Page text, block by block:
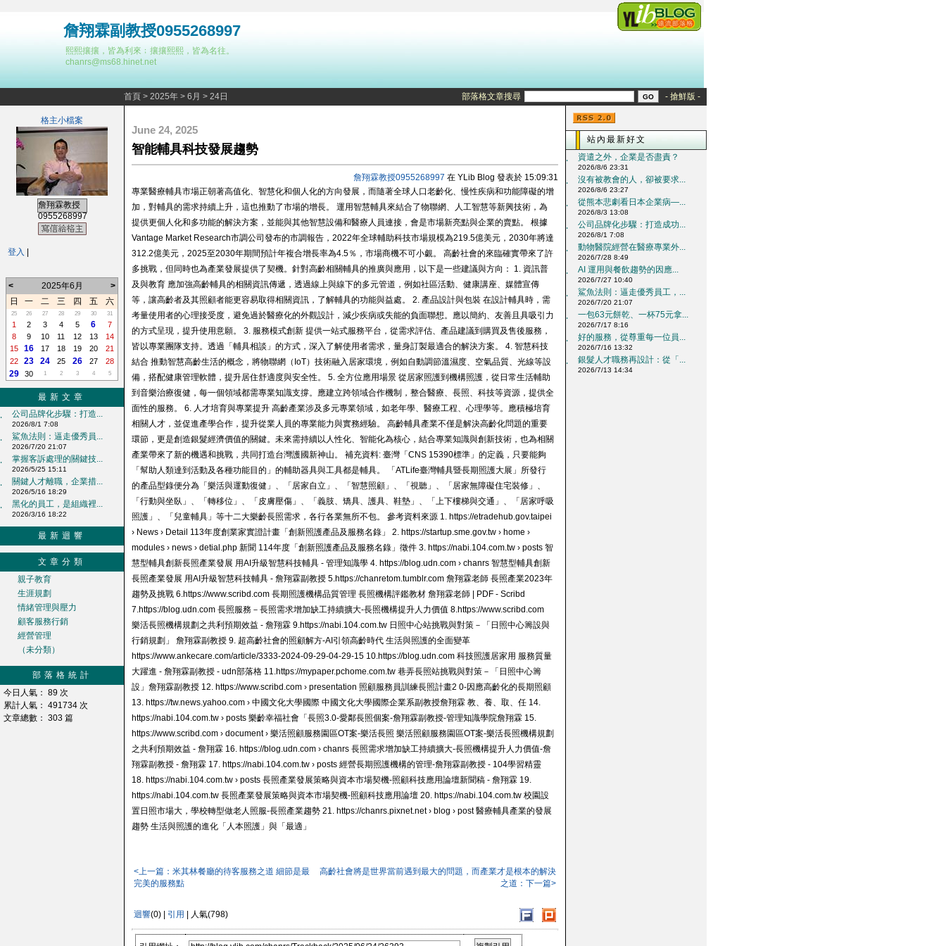
詹翔霖副教授0955268997
熙熙攘攘，皆為利來﹔攘攘熙熙，皆為名往。
chanrs@ms68.hinet.net
首頁 > 2025年 > 6月 > 24日 部落格文章搜尋 - 搶鮮版 -
格主小檔案
詹翔霖教授
0955268997
登入
< 2025年6月
>
日
一 二 三 四 五 六
25 26 27 28 29 30 31
1 2 3 4 5 6
7
8
9 10 11 12 13
14
15
16 17 18 19 20
21
22
23 24 25 26 27 28
29 30 1 2 3 4 5
最新文章
‧
公司品牌化步驟：打造...
2026/8/1 7:08
‧ 鯊魚法則：逼走優秀員...
2026/7/20 21:07
‧ 掌握客訴處理的關鍵技...
2026/5/25 15:11
‧ 關鍵人才離職，企業措...
2026/5/16 18:29
‧ 黑化的員工，是組織裡...
2026/3/16 18:22
最新迴響
文章分類
親子教育
生涯規劃
情緒管理與壓力
顧客服務行銷
經營管理
（未分類）
部落格統計
今日人氣： 89 次
累計人氣： 491734 次
文章總數： 303 篇
June 24, 2025
智能輔具科技發展趨勢
詹翔霖教授0955268997 在 YLib Blog 發表於 15:09:31
專業醫療輔具市場正朝著高值化、智慧化和個人化的方向發展，而隨著全球人口老齡化、慢性疾病和功能障礙的增
加，對輔具的需求持續上升，這也推動了市場的增長。 運用智慧輔具來結合了物聯網、人工智慧等新興技術，為
提供更個人化和多功能的解決方案，並能與其他智慧設備和醫療人員連接，會是市場新亮點與企業的賣點。 根據
Vantage Market Research市調公司發布的市調報告，2022年全球輔助科技市場規模為219.5億美元，2030年將達
312.2億美元，2025至2030年期間預計年複合增長率為4.5％，市場商機不可小覷。 高齡社會的來臨確實帶來了許
多挑戰，但同時也為產業發展提供了契機。針對高齡相關輔具的推廣與應用，以下是一些建議與方向： 1. 資訊普
及與教育 應加強高齡輔具的相關資訊傳遞，透過線上與線下的多元管道，例如社區活動、健康講座、媒體宣傳
等，讓高齡者及其照顧者能更容易取得相關資訊，了解輔具的功能與益處。 2. 產品設計與包裝 在設計輔具時，需
考量使用者的心理接受度，避免過於醫療化的外觀設計，減少疾病或失能的負面聯想。應以簡約、友善且具吸引力
的方式呈現，提升使用意願。 3. 服務模式創新 提供一站式服務平台，從需求評估、產品建議到購買及售後服務，
皆以專業團隊支持。透過「輔具相談」的方式，深入了解使用者需求，量身訂製最適合的解決方案。 4. 智慧科技
結合 推動智慧高齡生活的概念，將物聯網（IoT）技術融入居家環境，例如自動調節溫濕度、空氣品質、光線等設
備，搭配健康管理軟體，提升居住舒適度與安全性。 5. 全方位應用場景 從居家照護到機構照護，從日常生活輔助
到音樂治療復健，每一個領域都需專業知識支撐。應建立跨領域合作機制，整合醫療、長照、科技等資源，提供全
面性的服務。 6. 人才培育與專業提升 高齡產業涉及多元專業領域，如老年學、醫療工程、心理學等。應積極培育
相關人才，並促進產學合作，提升從業人員的專業能力與實務經驗。 高齡輔具產業不僅是解決高齡化問題的重要
環節，更是創造銀髮經濟價值的關鍵。未來需持續以人性化、智能化為核心，結合專業知識與創新技術，也為相關
產業帶來了新的機遇和挑戰，共同打造台灣護國新神山。 補充資料: 臺灣「CNS 15390標準」的定義，只要能夠
「幫助人類達到活動及各種功能目的」的輔助器具與工具都是輔具。 「ATLife臺灣輔具暨長期照護大展」所發行
的產品型錄便分為「樂活與運動復健」、「居家自立」、「智慧照顧」、「視聽」、「居家無障礙住宅裝修」、
「行動與坐臥」、「轉移位」、「皮膚壓傷」、「義肢、矯具、護具、鞋墊」、「上下樓梯與交通」、「居家呼吸
照護」、「兒童輔具」等十二大樂齡長照需求，各行各業無所不包。 參考資料來源 1. https://etradehub.gov.taipei
› News › Detail 113年度創業家實證計畫「創新照護產品及服務名錄」 2. https://startup.sme.gov.tw › home ›
modules › news › detial.php 新聞 114年度「創新照護產品及服務名錄」徵件 3. https://nabi.104.com.tw › posts 智
慧型輔具創新長照產業發展 用AI升級智慧科技輔具 - 管理知識學 4. https://blog.udn.com › chanrs 智慧型輔具創新
長照產業發展 用AI升級智慧科技輔具 - 詹翔霖副教授 5.https://chanretom.tumblr.com 詹翔霖老師 長照產業2023年
趨勢及挑戰 6.https://www.scribd.com 長期照護機構品質管理 長照機構評鑑教材 詹翔霖老師 | PDF - Scribd
7.https://blog.udn.com 長照服務－長照需求增加缺工持續擴大-長照機構提升人力價值 8.https://www.scribd.com
樂活長照機構規劃之共利預期效益 - 詹翔霖 9.https://nabi.104.com.tw 日照中心站挑戰與對策－「日照中心籌設與
行銷規劃」 詹翔霖副教授 9. 超高齡社會的照顧解方-AI引領高齡時代 生活與照護的全面變革
https://www.ankecare.com/article/3333-2024-09-29-04-29-15 10.https://blog.udn.com 科技照護居家用 服務質量
大躍進 - 詹翔霖副教授 - udn部落格 11.https://mypaper.pchome.com.tw 巷弄長照站挑戰與對策－「日照中心籌
設」詹翔霖副教授 12. https://www.scribd.com › presentation 照顧服務員訓練長照計畫2 0-因應高齡化的長期照顧
13. https://tw.news.yahoo.com › 中國文化大學國際 中國文化大學國際企業系副教授詹翔霖 教、養、取、任 14.
https://nabi.104.com.tw › posts 樂齡幸福社會「長照3.0-愛鄰長照個案-詹翔霖副教授-管理知識學院詹翔霖 15.
https://www.scribd.com › document › 樂活照顧服務園區OT案-樂活長照 樂活照顧服務園區OT案-樂活長照機構規劃
之共利預期效益 - 詹翔霖 16. https://blog.udn.com › chanrs 長照需求增加缺工持續擴大-長照機構提升人力價值-詹
翔霖副教授 - 詹翔霖 17. https://nabi.104.com.tw › posts 經營長期照護機構的管理-詹翔霖副教授 - 104學習精靈
18. https://nabi.104.com.tw › posts 長照產業發展策略與資本市場契機-照顧科技應用論壇新聞稿 - 詹翔霖 19.
https://nabi.104.com.tw 長照產業發展策略與資本市場契機-照顧科技應用論壇 20. https://nabi.104.com.tw 校園設
置日照市場大，學校轉型做老人照服-長照產業趨勢 21. https://chanrs.pixnet.net › blog › post 醫療輔具產業的發展
趨勢 生活與照護的進化「人本照護」與「最適」
<上一篇：米其林餐廳的待客服務之道 細節是最
完美的服務點
高齡社會將是世界當前遇到最大的問題，而產業才是根本的解決
之道：下一篇>
迴響(0) | 引用 | 人氣(798)
站內最新好文
‧ 資遣之外，企業是否盡責？
2026/8/6 23:31
‧ 沒有被教會的人，卻被要求...
2026/8/6 23:27
‧ 從熊本悲劇看日本企業病—...
2026/8/3 13:08
‧ 公司品牌化步驟：打造成功...
2026/8/1 7:08
‧ 動物醫院經營在醫療專業外...
2026/7/28 8:49
‧ AI 運用與餐飲趨勢的因應...
2026/7/27 10:40
‧ 鯊魚法則：逼走優秀員工，...
2026/7/20 21:07
‧ 一包63元餅乾、一杯75元拿...
2026/7/17 8:16
‧ 好的服務，從尊重每一位員...
2026/7/16 13:32
‧ 銀髮人才職務再設計：從「...
2026/7/13 14:34